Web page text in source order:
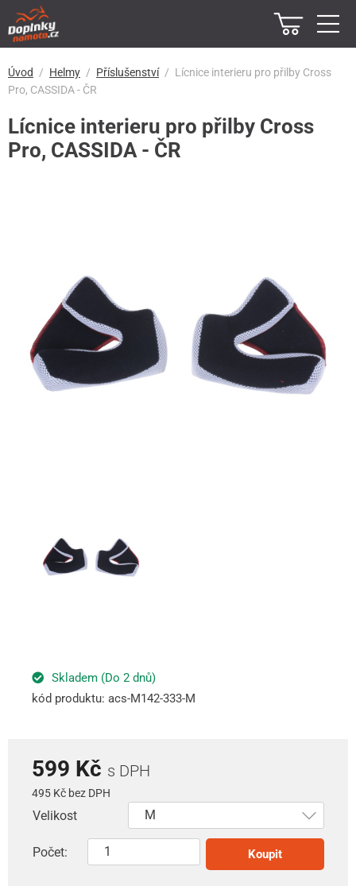
Úvod Helmy Příslušenství
Lícnice interieru pro přilby Cross
Pro, CASSIDA - ČR
Lícnice interieru pro přilby Cross
Pro, CASSIDA - ČR
Skladem (Do 2 dnů)
kód produktu: acs-M142-333-M
599 Kč s DPH
495 Kč bez DPH
Velikost
Počet: Koupit